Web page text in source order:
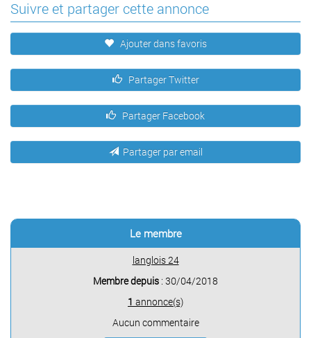
Suivre et partager cette annonce
Ajouter dans favoris
Partager Twitter
Partager Facebook
Partager par email
Le membre
langlois 24
Membre depuis : 30/04/2018
1 annonce(s)
Aucun commentaire